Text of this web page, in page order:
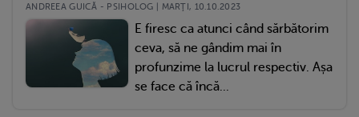
ANDREEA GUICĂ - PSIHOLOG | MARŢI, 10.10.2023
E firesc ca atunci când sărbătorim
ceva, să ne gândim mai în
profunzime la lucrul respectiv. Așa
se face că încă...